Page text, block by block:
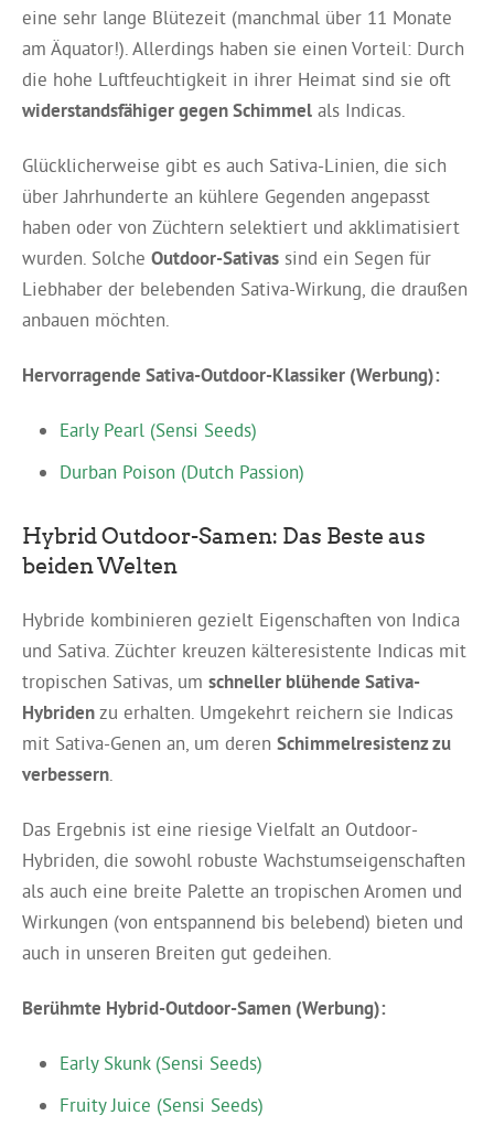
eine sehr lange Blütezeit (manchmal über 11 Monate
am Äquator!). Allerdings haben sie einen Vorteil: Durch
die hohe Luftfeuchtigkeit in ihrer Heimat sind sie oft
widerstandsfähiger gegen Schimmel als Indicas.
Glücklicherweise gibt es auch Sativa-Linien, die sich
über Jahrhunderte an kühlere Gegenden angepasst
haben oder von Züchtern selektiert und akklimatisiert
wurden. Solche Outdoor-Sativas sind ein Segen für
Liebhaber der belebenden Sativa-Wirkung, die draußen
anbauen möchten.
Hervorragende Sativa-Outdoor-Klassiker (Werbung):
Early Pearl (Sensi Seeds)
Durban Poison (Dutch Passion)
Hybrid Outdoor-Samen: Das Beste aus
beiden Welten
Hybride kombinieren gezielt Eigenschaften von Indica
und Sativa. Züchter kreuzen kälteresistente Indicas mit
tropischen Sativas, um schneller blühende Sativa-
Hybridenzu erhalten. Umgekehrt reichern sie Indicas
mit Sativa-Genen an, um deren Schimmelresistenz zu
verbessern.
Das Ergebnis ist eine riesige Vielfalt an Outdoor-
Hybriden, die sowohl robuste Wachstumseigenschaften
als auch eine breite Palette an tropischen Aromen und
Wirkungen (von entspannend bis belebend) bieten und
auch in unseren Breiten gut gedeihen.
Berühmte Hybrid-Outdoor-Samen (Werbung):
Early Skunk (Sensi Seeds)
Fruity Juice (Sensi Seeds)